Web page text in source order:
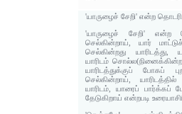
'யாருழைச் சேறி' என்ற
'யாருழைச் சேறி' என்ற
செல்கின்றாய், யார்
செல்கின்றது யாரிடத்து,
யாரிடம்
யாரிடத்துக்குப் போகப்
செல்கின்றாய்,
யாரிடம், யாரைப் பார்க்கப்
தேடுகிறாய் என்றபடி